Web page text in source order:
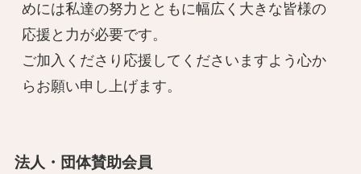
めには私達の努力とともに幅広く大きな皆様の
応援と力が必要です。
ご加入くださり応援してくださいますよう心か
らお願い申し上げます。
法人・団体賛助会員